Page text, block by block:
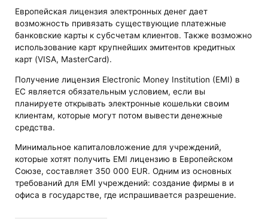
Европейская лицензия электронных денег дает
возможность привязать существующие платежные
банковские карты к субсчетам клиентов. Также возможно
использование карт крупнейших эмитентов кредитных
карт (VISA, MasterCard).
Получение лицензия Electronic Money Institution (EMI) в
ЕС является обязательным условием, если вы
планируете открывать электронные кошельки своим
клиентам, которые могут потом вывести денежные
средства.
Минимальное капиталовложение для учреждений,
которые хотят получить EMI лицензию в Европейском
Союзе, составляет 350 000 EUR. Одним из основных
требований для EMI учреждений: создание фирмы в и
офиса в государстве, где испрашивается разрешение.